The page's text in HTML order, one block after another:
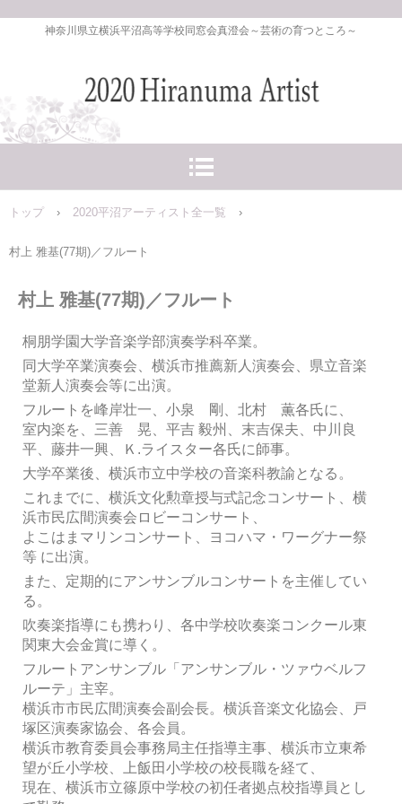
神奈川県立横浜平沼高等学校同窓会真澄会～芸術の育つところ～
トップ › 2020平沼アーティスト全一覧 ›
村上 雅基(77期)／フルート
村上 雅基(77期)／フルート
桐朋学園大学音楽学部演奏学科卒業。
同大学卒業演奏会、横浜市推薦新人演奏会、県立音楽
堂新人演奏会等に出演。
フルートを峰岸壮一、小泉 剛、北村 薫各氏に、
室内楽を、三善 晃、平吉 毅州、末吉保夫、中川良
平、藤井一興、Ｋ.ライスター各氏に師事。
大学卒業後、横浜市立中学校の音楽科教諭となる。
これまでに、横浜文化勲章授与式記念コンサート、横
浜市民広間演奏会ロビーコンサート、
よこはまマリンコンサート、ヨコハマ・ワーグナー祭
等 に出演。
また、定期的にアンサンブルコンサートを主催してい
る。
吹奏楽指導にも携わり、各中学校吹奏楽コンクール東
関東大会金賞に導く。
フルートアンサンブル「アンサンブル・ツァウベルフ
ルーテ」主宰。
横浜市市民広間演奏会副会長。横浜音楽文化協会、戸
塚区演奏家協会、各会員。
横浜市教育委員会事務局主任指導主事、横浜市立東希
望が丘小学校、上飯田小学校の校長職を経て、
現在、横浜市立篠原中学校の初任者拠点校指導員とし